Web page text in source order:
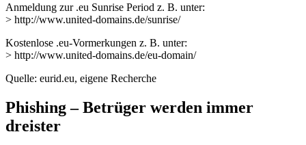
Anmeldung zur .eu Sunrise Period z. B. unter:
> http://www.united-domains.de/sunrise/
Kostenlose .eu-Vormerkungen z. B. unter:
> http://www.united-domains.de/eu-domain/
Quelle: eurid.eu, eigene Recherche
Phishing – Betrüger werden immer
dreister